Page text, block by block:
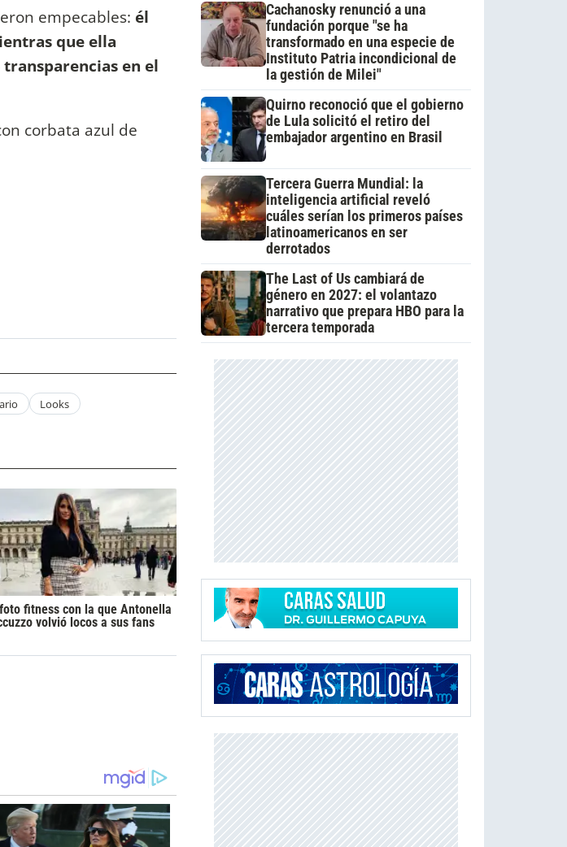
empecables: él
que ella
en el
corbata azul de
Looks
fitness con la que Antonella
volvió locos a sus fans
Cachanosky renunció a una
fundación porque "se ha
transformado en una especie de
Instituto Patria incondicional de
la gestión de Milei"
Quirno reconoció que el gobierno
de Lula solicitó el retiro del
embajador argentino en Brasil
Tercera Guerra Mundial: la
inteligencia artificial reveló
cuáles serían los primeros países
latinoamericanos en ser
derrotados
The Last of Us cambiará de
género en 2027: el volantazo
narrativo que prepara HBO para la
tercera temporada